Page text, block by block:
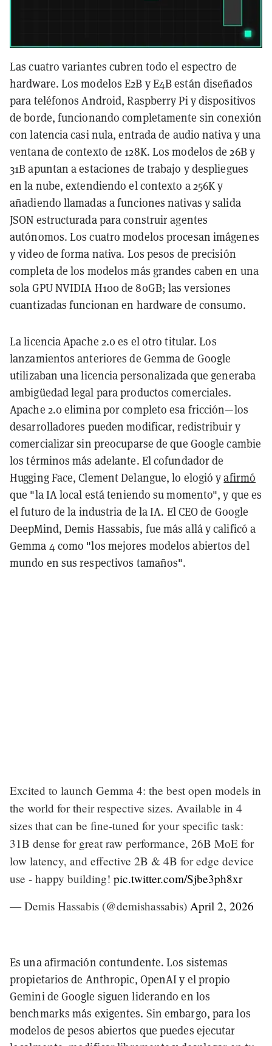
Las cuatro variantes cubren todo el espectro de
hardware. Los modelos E2B y E4B están diseñados
para teléfonos Android, Raspberry Pi y dispositivos
de borde, funcionando completamente sin conexión
con latencia casi nula, entrada de audio nativa y una
ventana de contexto de 128K. Los modelos de 26B y
31B apuntan a estaciones de trabajo y despliegues
en la nube, extendiendo el contexto a 256K y
añadiendo llamadas a funciones nativas y salida
JSON estructurada para construir agentes
autónomos. Los cuatro modelos procesan imágenes
y video de forma nativa. Los pesos de precisión
completa de los modelos más grandes caben en una
sola GPU NVIDIA H100 de 80GB; las versiones
cuantizadas funcionan en hardware de consumo.
La licencia Apache 2.0 es el otro titular. Los
lanzamientos anteriores de Gemma de Google
utilizaban una licencia personalizada que generaba
ambigüedad legal para productos comerciales.
Apache 2.0 elimina por completo esa fricción—los
desarrolladores pueden modificar, redistribuir y
comercializar sin preocuparse de que Google cambie
los términos más adelante. El cofundador de
Hugging Face, Clement Delangue, lo elogió yafirmó
que "la IA local está teniendo su momento", y que es
el futuro de la industria de la IA. El CEO de Google
DeepMind, Demis Hassabis, fue más allá y calificó a
Gemma 4 como "los mejores modelos abiertos del
mundo en sus respectivos tamaños".
Excited to launch Gemma 4: the best open models in
the world for their respective sizes. Available in 4
sizes that can be fine-tuned for your specific task:
31B dense for great raw performance, 26B MoE for
low latency, and effective 2B & 4B for edge device
use - happy building! pic.twitter.com/Sjbe3ph8xr
— Demis Hassabis (@demishassabis) April 2, 2026
Es una afirmación contundente. Los sistemas
propietarios de Anthropic, OpenAI y el propio
Gemini de Google siguen liderando en los
benchmarks más exigentes. Sin embargo, para los
modelos de pesos abiertos que puedes ejecutar